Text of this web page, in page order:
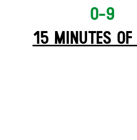
0-9
15 MINUTES OF